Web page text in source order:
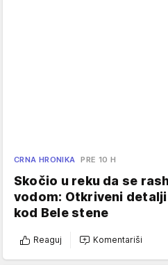
CRNA HRONIKA PRE 10 H
Skočio u reku da se
vodom: Otkriveni detalji
kod Bele stene
Reaguj Komentariši